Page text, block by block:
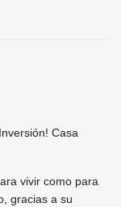
Casa
vivir como para
gracias a su